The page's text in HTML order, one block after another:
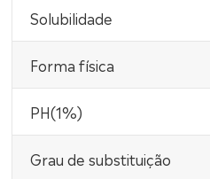
Solubilidade
Forma física
PH(1%)
Grau de substituição